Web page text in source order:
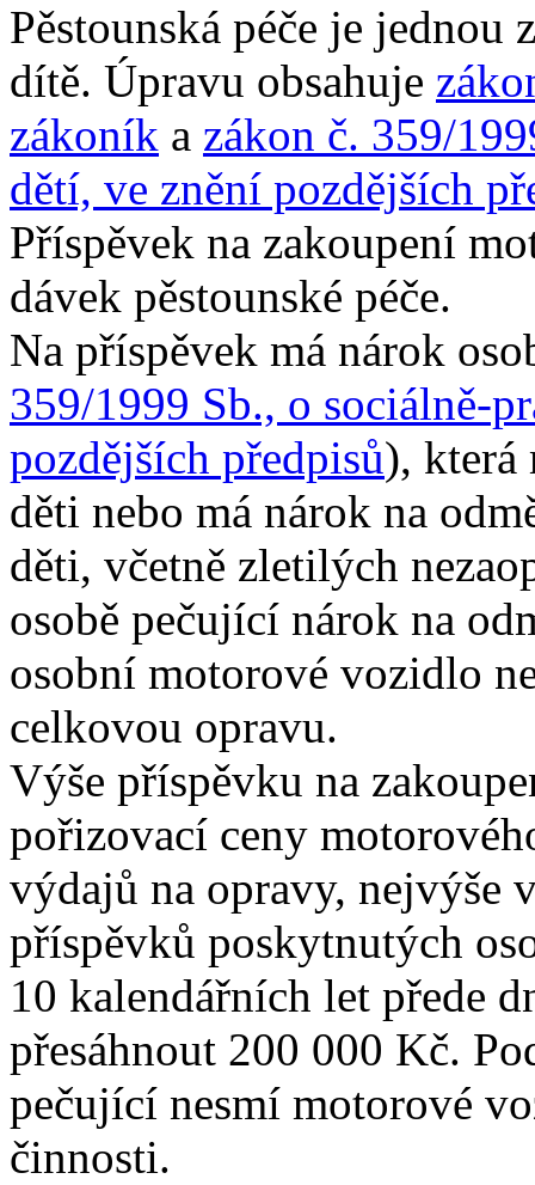
Pěstounská péče je jednou
dítě. Úpravu obsahuje
zákoník a zákon č. 359/
dětí, ve znění pozdějších
Příspěvek na zakoupení
dávek pěstounské péče.
Na příspěvek má nárok
359/1999 Sb., o sociálně-
pozdějších předpisů), která
děti nebo má nárok na
děti, včetně zletilých
osobě pečující nárok na
osobní motorové vozidlo
celkovou opravu.
Výše příspěvku na
pořizovací ceny
výdajů na opravy, nejvýše
příspěvků poskytnutých
10 kalendářních let přede
přesáhnout 200 000 Kč.
pečující nesmí motorové
činnosti.